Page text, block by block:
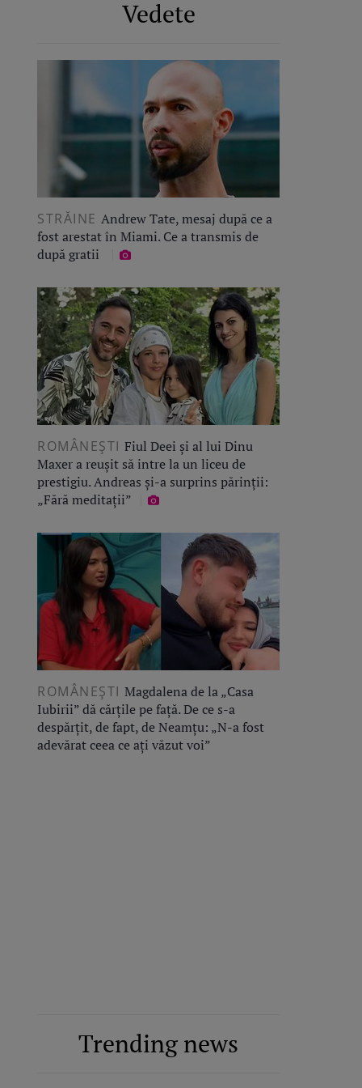
Vedete
STRĂINE Andrew Tate, mesaj după ce a
fost arestat în Miami. Ce a transmis de
după gratii
ROMÂNEŞTI Fiul Deei și al lui Dinu
Maxer a reușit să intre la un liceu de
prestigiu. Andreas și-a surprins părinții:
„Fără meditații”
ROMÂNEŞTI Magdalena de la „Casa
Iubirii” dă cărțile pe față. De ce s-a
despărțit, de fapt, de Neamțu: „N-a fost
adevărat ceea ce ați văzut voi”
Trending news